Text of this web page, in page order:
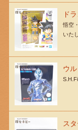
ド
悟空
いた
ウ
ス